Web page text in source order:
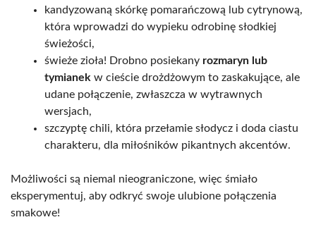
kandyzowaną skórkę pomarańczową lub cytrynową,
która wprowadzi do wypieku odrobinę słodkiej
świeżości,
świeże zioła! Drobno posiekany rozmaryn lub
tymianek w cieście drożdżowym to zaskakujące, ale
udane połączenie, zwłaszcza w wytrawnych
wersjach,
szczyptę chili, która przełamie słodycz i doda ciastu
charakteru, dla miłośników pikantnych akcentów.
Możliwości są niemal nieograniczone, więc śmiało
eksperymentuj, aby odkryć swoje ulubione połączenia
smakowe!